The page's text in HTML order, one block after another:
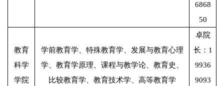
6868
50
教育
科学
学院
学前教育学、特殊教育学、发展与教育心理
学、教育学原理、课程与教学论、教育史、
比较教育学、教育技术学、高等教育学
卓院
长：1
9936
9093